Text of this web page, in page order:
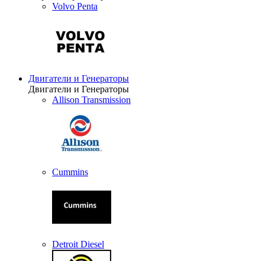
Volvo Penta
Двигатели и Генераторы
Двигатели и Генераторы
Allison Transmission
Cummins
Detroit Diesel